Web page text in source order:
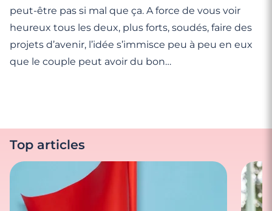
peut-être pas si mal que ça. A force de vous voir
heureux tous les deux, plus forts, soudés, faire des
projets d’avenir, l’idée s’immisce peu à peu en eux
que le couple peut avoir du bon…
Top articles